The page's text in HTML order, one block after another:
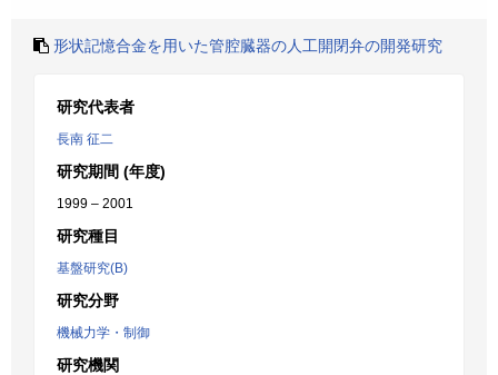
形状記憶合金を用いた管腔臓器の人工開閉弁の開発研究
研究代表者
長南 征二
研究期間 (年度)
1999 – 2001
研究種目
基盤研究(B)
研究分野
機械力学・制御
研究機関